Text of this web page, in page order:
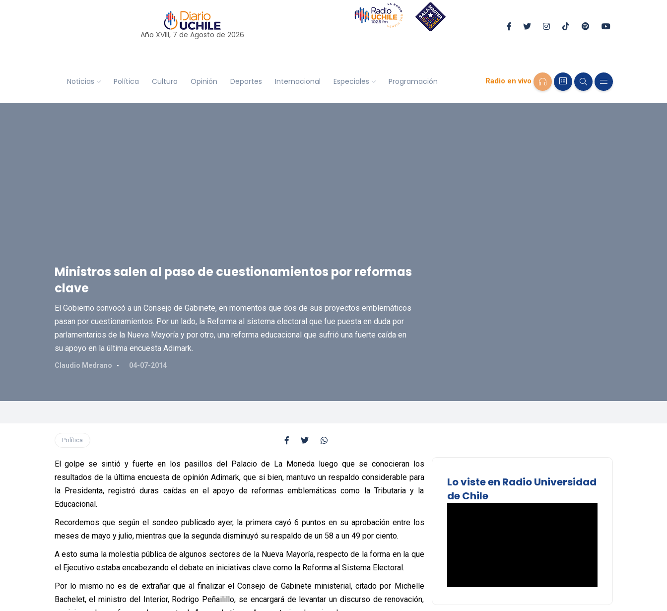
Año XVIII, 7 de Agosto de 2026
Noticias Política Cultura Opinión Deportes Internacional Especiales Programación Radio en vivo
Ministros salen al paso de cuestionamientos por reformas
clave
El Gobierno convocó a un Consejo de Gabinete, en momentos que dos de sus proyectos emblemáticos
pasan por cuestionamientos. Por un lado, la Reforma al sistema electoral que fue puesta en duda por
parlamentarios de la Nueva Mayoría y por otro, una reforma educacional que sufrió una fuerte caída en
su apoyo en la última encuesta Adimark.
Claudio Medrano 04-07-2014
Política
El golpe se sintió y fuerte en los pasillos del Palacio de La Moneda luego que se conocieran los
resultados de la última encuesta de opinión Adimark, que si bien, mantuvo un respaldo considerable para
la Presidenta, registró duras caídas en el apoyo de reformas emblemáticas como la Tributaria y la
Educacional.
Recordemos que según el sondeo publicado ayer, la primera cayó 6 puntos en su aprobación entre los
meses de mayo y julio, mientras que la segunda disminuyó su respaldo de un 58 a un 49 por ciento.
A esto suma la molestia pública de algunos sectores de la Nueva Mayoría, respecto de la forma en la que
el Ejecutivo estaba encabezando el debate en iniciativas clave como la Reforma al Sistema Electoral.
Por lo mismo no es de extrañar que al finalizar el Consejo de Gabinete ministerial, citado por Michelle
Bachelet, el ministro del Interior, Rodrigo Peñailillo, se encargará de levantar un discurso de renovación,
Lo viste en Radio Universidad
de Chile